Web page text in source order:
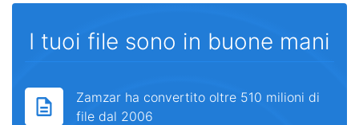
I tuoi file sono in buone mani
Zamzar ha convertito oltre 510 milioni di
file dal 2006